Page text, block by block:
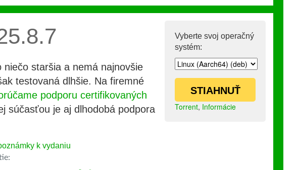
Vyberte svoj operačný
systém:
STIAHNUŤ
Torrent, Informácie
niečo staršia a nemá najnovšie
testovaná dlhšie. Na firemné
podporu certifikovaných
súčasťou je aj dlhodobá podpora
k vydaniu